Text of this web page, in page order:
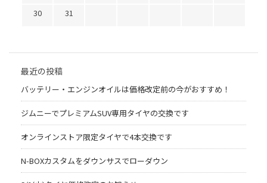
30
31
最近の投稿
バッテリー・エンジンオイルは価格改定前の今がおすすめ！
ジムニーでプレミアムSUV専用タイヤの交換です
オンラインストア限定タイヤで4本交換です
N-BOXカスタムをダウンサスでローダウン